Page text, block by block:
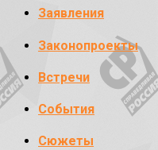
Заявления
Законопроекты
Встречи
События
Сюжеты